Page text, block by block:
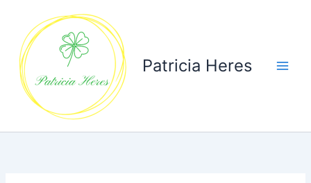
inhoud
Patricia Heres